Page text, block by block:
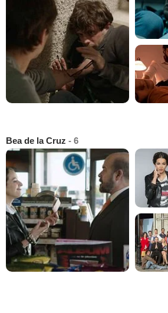
Bea de la Cruz - 6